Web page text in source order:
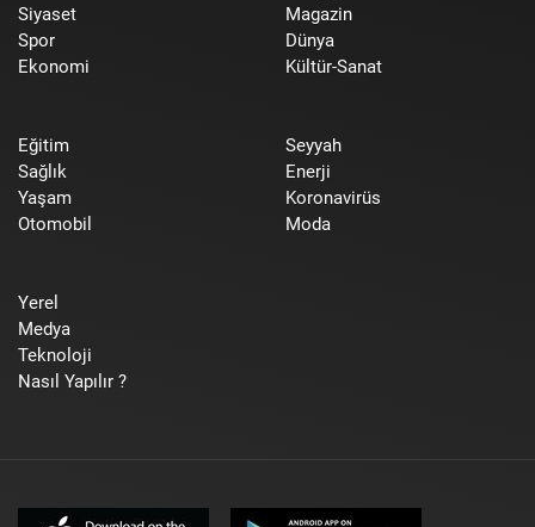
Siyaset
Spor
Ekonomi
Magazin
Dünya
Kültür-Sanat
Eğitim
Sağlık
Yaşam
Otomobil
Seyyah
Enerji
Koronavirüs
Moda
Yerel
Medya
Teknoloji
Nasıl Yapılır ?